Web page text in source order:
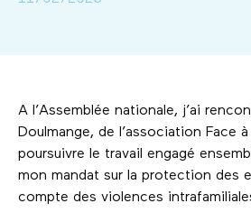
A l’Assemblée nationale, j’ai
Doulmange, de l’association Face
poursuivre le travail engagé
mon mandat sur la protection des
compte des violences